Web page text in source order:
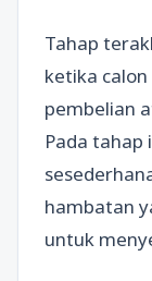
Tahap
ketika
pembelian
Pada tahap
hambatan
untuk